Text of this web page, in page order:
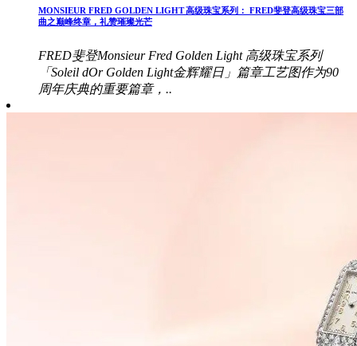
MONSIEUR FRED GOLDEN LIGHT 高级珠宝系列： FRED斐登高级珠宝三部
曲之巅峰终章，礼赞璀璨光芒
FRED斐登Monsieur Fred Golden Light 高级珠宝系列
「Soleil dOr Golden Light金辉耀日」篇章工艺图作为90
周年庆典的重要篇章，..